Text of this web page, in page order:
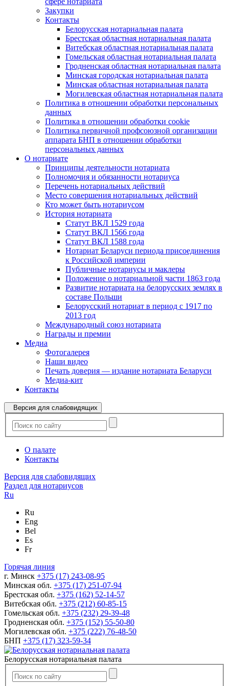
Закупки
Контакты
Белорусская нотариальная палата
Брестская областная нотариальная палата
Витебская областная нотариальная палата
Гомельская областная нотариальная палата
Гродненская областная нотариальная палата
Минская городская нотариальная палата
Минская областная нотариальная палата
Могилевская областная нотариальная палата
Политика в отношении обработки персональных
данных
Политика в отношении обработки cookie
Политика первичной профсоюзной организации
аппарата БНП в отношении обработки
персональных данных
О нотариате
Принципы деятельности нотариата
Полномочия и обязанности нотариуса
Перечень нотариальных действий
Место совершения нотариальных действий
Кто может быть нотариусом
История нотариата
Статут ВКЛ 1529 года
Статут ВКЛ 1566 года
Статут ВКЛ 1588 года
Нотариат Беларуси периода присоединения
к Российской империи
Публичные нотариусы и маклеры
Положение о нотариальной части 1863 года
Развитие нотариата на белорусских землях в
составе Польши
Белорусский нотариат в период с 1917 по
2013 год
Международный союз нотариата
Награды и премии
Медиа
Фотогалерея
Наши видео
Печать доверия — издание нотариата Беларуси
Медиа-кит
Контакты
Версия для слабовидящих
О палате
Контакты
Версия для слабовидящих
Раздел для нотариусов
Ru
Ru
Eng
Bel
Es
Fr
Горячая линия
г. Минск +375 (17) 243-08-95
Минская обл. +375 (17) 251-07-94
Брестская обл. +375 (162) 52-14-57
Витебская обл. +375 (212) 60-85-15
Гомельская обл. +375 (232) 29-39-48
Гродненская обл. +375 (152) 55-50-80
Могилевская обл. +375 (222) 76-48-50
БНП +375 (17) 323-59-34
Белорусская нотариальная палата